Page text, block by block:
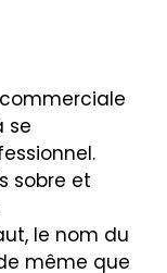
se
sobre et
le nom du
même que